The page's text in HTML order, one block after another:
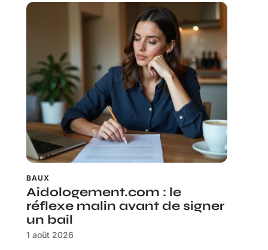
BAUX
Aidologement.com : le
réflexe malin avant de signer
un bail
1 août 2026